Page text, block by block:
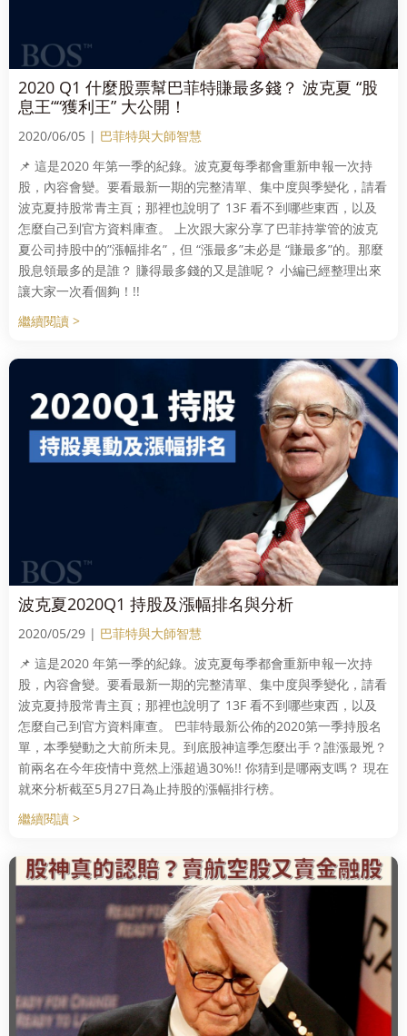
2020 Q1 什麼股票幫巴菲特賺最多錢？ 波克夏 “股
息王““獲利王” 大公開！
2020/06/05 | 巴菲特與大師智慧
📌 這是2020 年第一季的紀錄。波克夏每季都會重新申報一次持
股，內容會變。要看最新一期的完整清單、集中度與季變化，請看
波克夏持股常青主頁；那裡也說明了 13F 看不到哪些東西，以及
怎麼自己到官方資料庫查。 上次跟大家分享了巴菲持掌管的波克
夏公司持股中的”漲幅排名”，但 “漲最多”未必是 “賺最多”的。那麼
股息領最多的是誰？ 賺得最多錢的又是誰呢？ 小編已經整理出來
讓大家一次看個夠！!!
繼續閱讀 >
波克夏2020Q1 持股及漲幅排名與分析
2020/05/29 | 巴菲特與大師智慧
📌 這是2020 年第一季的紀錄。波克夏每季都會重新申報一次持
股，內容會變。要看最新一期的完整清單、集中度與季變化，請看
波克夏持股常青主頁；那裡也說明了 13F 看不到哪些東西，以及
怎麼自己到官方資料庫查。 巴菲特最新公佈的2020第一季持股名
單，本季變動之大前所未見。到底股神這季怎麼出手？誰漲最兇？
前兩名在今年疫情中竟然上漲超過30%!! 你猜到是哪兩支嗎？ 現在
就來分析截至5月27日為止持股的漲幅排行榜。
繼續閱讀 >